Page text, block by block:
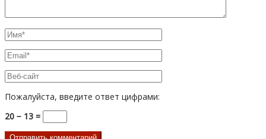
Пожалуйста, введите ответ цифрами:
20 − 13 =